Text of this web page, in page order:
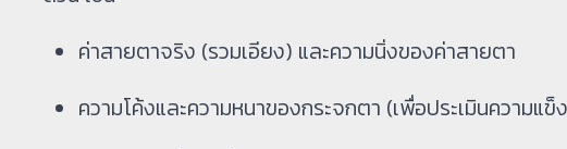
ค่าสายตาจริง (รวมเอียง) และความนิ่งของค่าสายตา
ความโค้งและความหนาของกระจกตา (เพื่อประเมินความแ